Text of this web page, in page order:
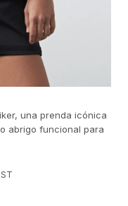
una prenda icónica
abrigo funcional para
en símbolo de
absolutamente